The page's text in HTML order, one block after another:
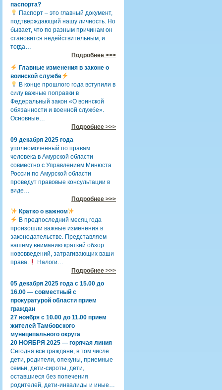
паспорта?
Паспорт – это главный документ,
подтверждающий нашу личность. Но
бывает, что по разным причинам он
становится недействительным, и
тогда…
Подробнее >>>
Главные изменения в законе о
воинской службе
В конце прошлого года вступили в
силу важные поправки в
Федеральный закон «О воинской
обязанности и военной службе».
Основные…
Подробнее >>>
09 декабря 2025 года
уполномоченный по правам
человека в Амурской области
совместно с Управлением Минюста
России по Амурской области
проведут правовые консультации в
виде…
Подробнее >>>
Кратко о важном
В предпоследний месяц года
произошли важные изменения в
законодательстве. Представляем
вашему вниманию краткий обзор
нововведений, затрагивающих ваши
права.
Налоги…
Подробнее >>>
05 декабря 2025 года с 15.00 до
16.00 — совместный с
прокуратурой области прием
граждан
27 ноября с 10.00 до 11.00 прием
жителей Тамбовского
муниципального округа
20 НОЯБРЯ 2025 — горячая линия
Сегодня все граждане, в том числе
дети, родители, опекуны, приемные
семьи, дети-сироты, дети,
оставшиеся без попечения
родителей, дети-инвалиды и иные…